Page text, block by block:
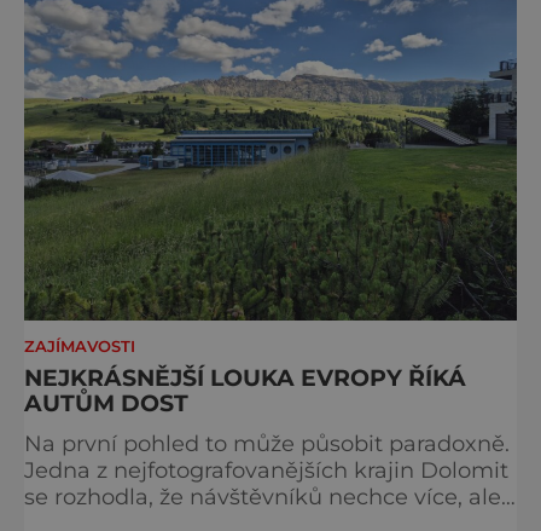
ZAJÍMAVOSTI
NEJKRÁSNĚJŠÍ LOUKA EVROPY ŘÍKÁ
AUTŮM DOST
Na první pohled to může působit paradoxně.
Jedna z nejfotografovanějších krajin Dolomit
se rozhodla, že návštěvníků nechce více, ale